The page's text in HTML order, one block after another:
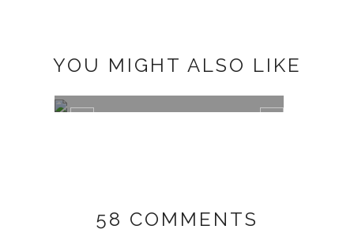
YOU MIGHT ALSO LIKE
58 COMMENTS